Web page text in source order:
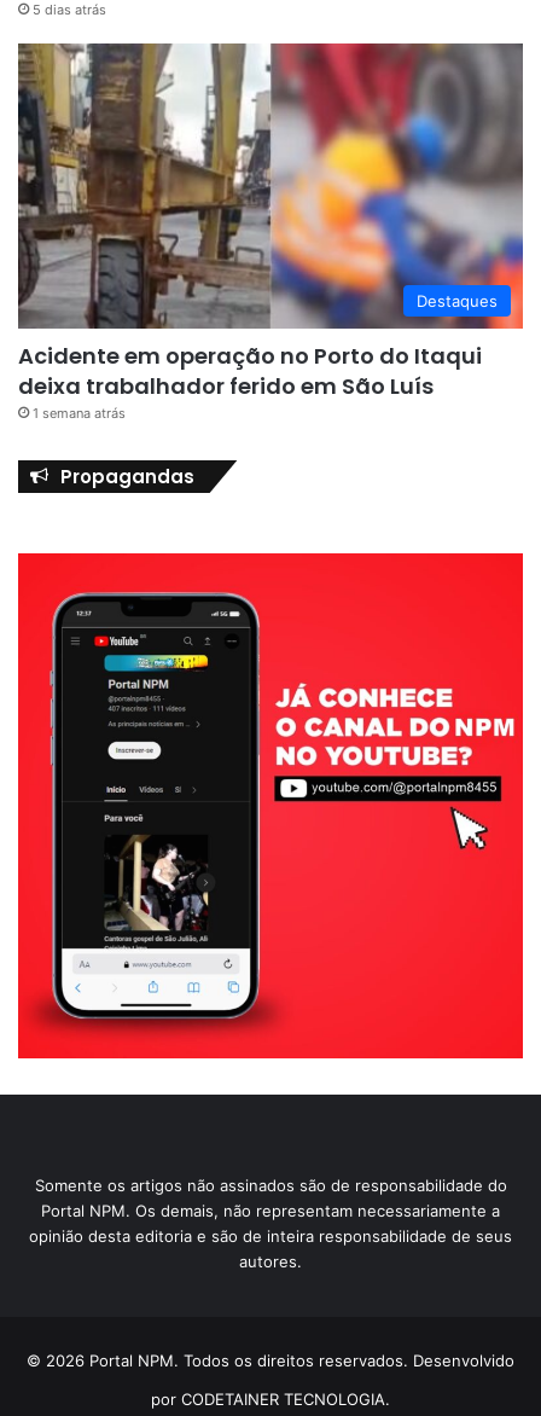
5 dias atrás
Destaques
Acidente em operação no Porto do Itaqui
deixa trabalhador ferido em São Luís
1 semana atrás
Propagandas
Somente os artigos não assinados são de responsabilidade do
Portal NPM. Os demais, não representam necessariamente a
opinião desta editoria e são de inteira responsabilidade de seus
autores.
© 2026 Portal NPM. Todos os direitos reservados. Desenvolvido
por CODETAINER TECNOLOGIA.